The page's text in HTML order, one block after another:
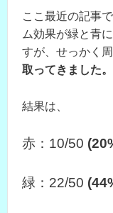
ここ最近の記事
ム効果が緑と青
すが、せっかく
取ってきました。
結果は、
赤：10/50
緑：22/50